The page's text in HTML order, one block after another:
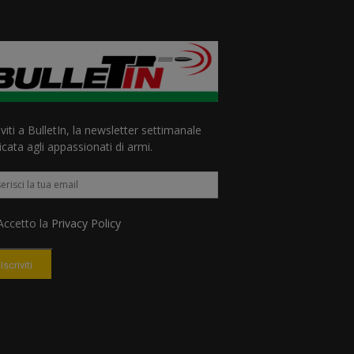
a BulletIn, la newsletter settimanale
agli appassionati di armi.
la Privacy Policy
Iscriviti